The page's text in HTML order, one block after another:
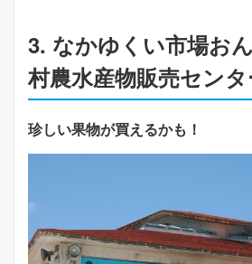
3. なかゆくい市場お
村農水産物販売セン
珍しい果物が買えるかも！